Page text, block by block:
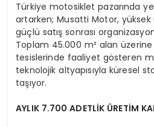
Türkiye motosiklet pazarında
artarken; Musatti Motor,
güçlü satış sonrası
Toplam 45.000 m² alan
tesislerinde faaliyet gösteren
teknolojik altyapısıyla küresel
taşıyor.
AYLIK 7.700 ADETLİK ÜRETİM